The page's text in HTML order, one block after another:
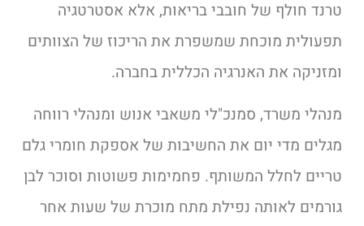
טרנד חולף של חובבי בריאות, אלא אסטרטגיה
תפעולית מוכחת שמשפרת את הריכוז של הצוותים
ומזניקה את האנרגיה הכללית בחברה.
מנהלי משרד, סמנכ"לי משאבי אנוש ומנהלי רווחה
מגלים מדי יום את החשיבות של אספקת חומרי גלם
טריים לחלל המשותף. פחמימות פשוטות וסוכר לבן
גורמים לאותה נפילת מתח מוכרת של שעות אחר